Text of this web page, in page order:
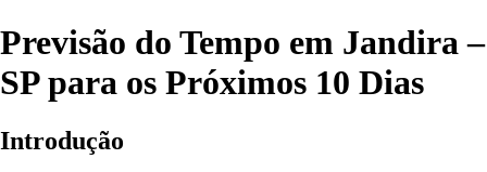
Previsão do Tempo em Jandira –
SP para os Próximos 10 Dias
Introdução